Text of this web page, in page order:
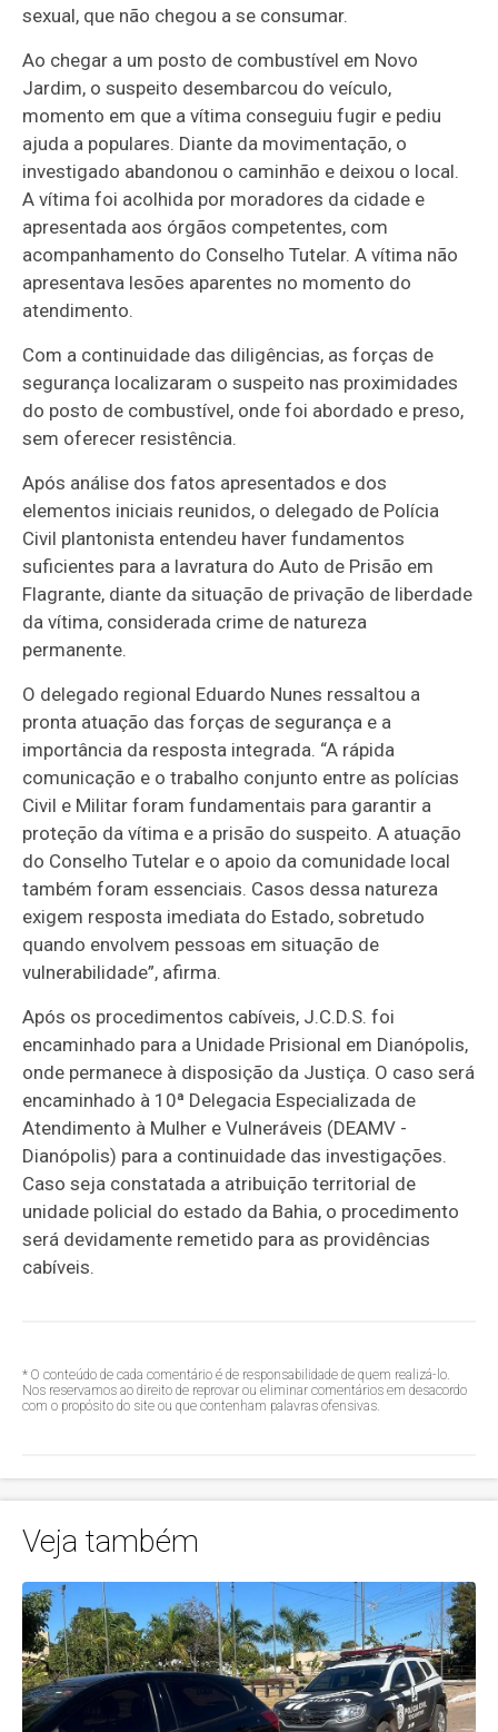
sexual, que não chegou a se consumar.
Ao chegar a um posto de combustível em Novo
Jardim, o suspeito desembarcou do veículo,
momento em que a vítima conseguiu fugir e pediu
ajuda a populares. Diante da movimentação, o
investigado abandonou o caminhão e deixou o local.
A vítima foi acolhida por moradores da cidade e
apresentada aos órgãos competentes, com
acompanhamento do Conselho Tutelar. A vítima não
apresentava lesões aparentes no momento do
atendimento.
Com a continuidade das diligências, as forças de
segurança localizaram o suspeito nas proximidades
do posto de combustível, onde foi abordado e preso,
sem oferecer resistência.
Após análise dos fatos apresentados e dos
elementos iniciais reunidos, o delegado de Polícia
Civil plantonista entendeu haver fundamentos
suficientes para a lavratura do Auto de Prisão em
Flagrante, diante da situação de privação de liberdade
da vítima, considerada crime de natureza
permanente.
O delegado regional Eduardo Nunes ressaltou a
pronta atuação das forças de segurança e a
importância da resposta integrada. “A rápida
comunicação e o trabalho conjunto entre as polícias
Civil e Militar foram fundamentais para garantir a
proteção da vítima e a prisão do suspeito. A atuação
do Conselho Tutelar e o apoio da comunidade local
também foram essenciais. Casos dessa natureza
exigem resposta imediata do Estado, sobretudo
quando envolvem pessoas em situação de
vulnerabilidade”, afirma.
Após os procedimentos cabíveis, J.C.D.S. foi
encaminhado para a Unidade Prisional em Dianópolis,
onde permanece à disposição da Justiça. O caso será
encaminhado à 10ª Delegacia Especializada de
Atendimento à Mulher e Vulneráveis (DEAMV -
Dianópolis) para a continuidade das investigações.
Caso seja constatada a atribuição territorial de
unidade policial do estado da Bahia, o procedimento
será devidamente remetido para as providências
cabíveis.
* O conteúdo de cada comentário é de responsabilidade de quem realizá-lo.
Nos reservamos ao direito de reprovar ou eliminar comentários em desacordo
com o propósito do site ou que contenham palavras ofensivas.
Veja também